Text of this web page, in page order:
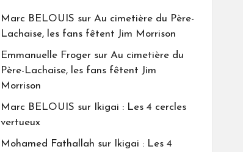
Marc BELOUIS sur Au cimetière du Père-
Lachaise, les fans fêtent Jim Morrison
Emmanuelle Frogersur Au cimetière du
Père-Lachaise, les fans fêtent Jim
Morrison
Marc BELOUIS sur
Ikigai : Les 4 cercles
vertueux
Mohamed Fathallah sur
Ikigai : Les 4